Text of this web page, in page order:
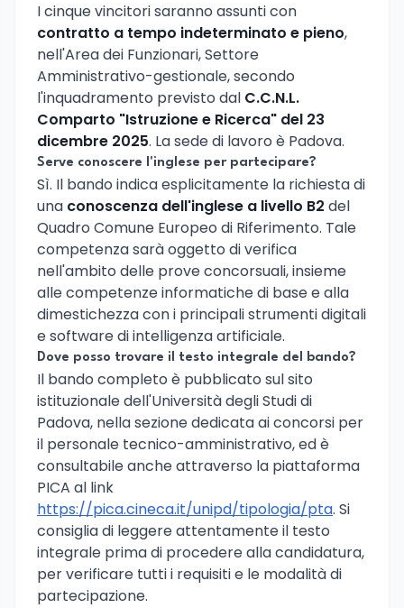
I cinque vincitori saranno assunti con
contratto a tempo indeterminato e pieno,
nell'Area dei Funzionari, Settore
Amministrativo-gestionale, secondo
l'inquadramento previsto dal C.C.N.L.
Comparto "Istruzione e Ricerca" del 23
dicembre 2025. La sede di lavoro è Padova.
Serve conoscere l'inglese per partecipare?
Sì. Il bando indica esplicitamente la richiesta di
una conoscenza dell'inglese a livello B2 del
Quadro Comune Europeo di Riferimento. Tale
competenza sarà oggetto di verifica
nell'ambito delle prove concorsuali, insieme
alle competenze informatiche di base e alla
dimestichezza con i principali strumenti digitali
e software di intelligenza artificiale.
Dove posso trovare il testo integrale del bando?
Il bando completo è pubblicato sul sito
istituzionale dell'Università degli Studi di
Padova, nella sezione dedicata ai concorsi per
il personale tecnico-amministrativo, ed è
consultabile anche attraverso la piattaforma
PICA al link
https://pica.cineca.it/unipd/tipologia/pta. Si
consiglia di leggere attentamente il testo
integrale prima di procedere alla candidatura,
per verificare tutti i requisiti e le modalità di
partecipazione.